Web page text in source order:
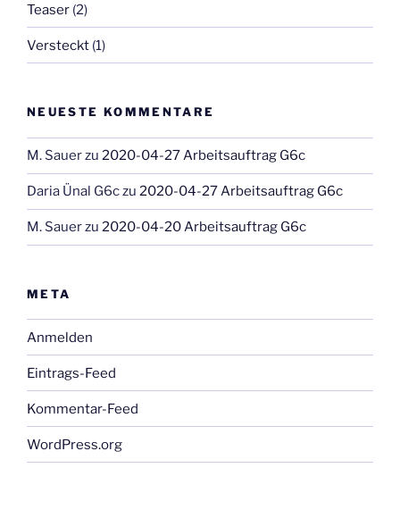
Teaser (2)
Versteckt (1)
NEUESTE KOMMENTARE
M. Sauerzu 2020-04-27 Arbeitsauftrag G6c
Daria Ünal G6czu 2020-04-27 Arbeitsauftrag G6c
M. Sauerzu 2020-04-20 Arbeitsauftrag G6c
META
Anmelden
Eintrags-Feed
Kommentar-Feed
WordPress.org